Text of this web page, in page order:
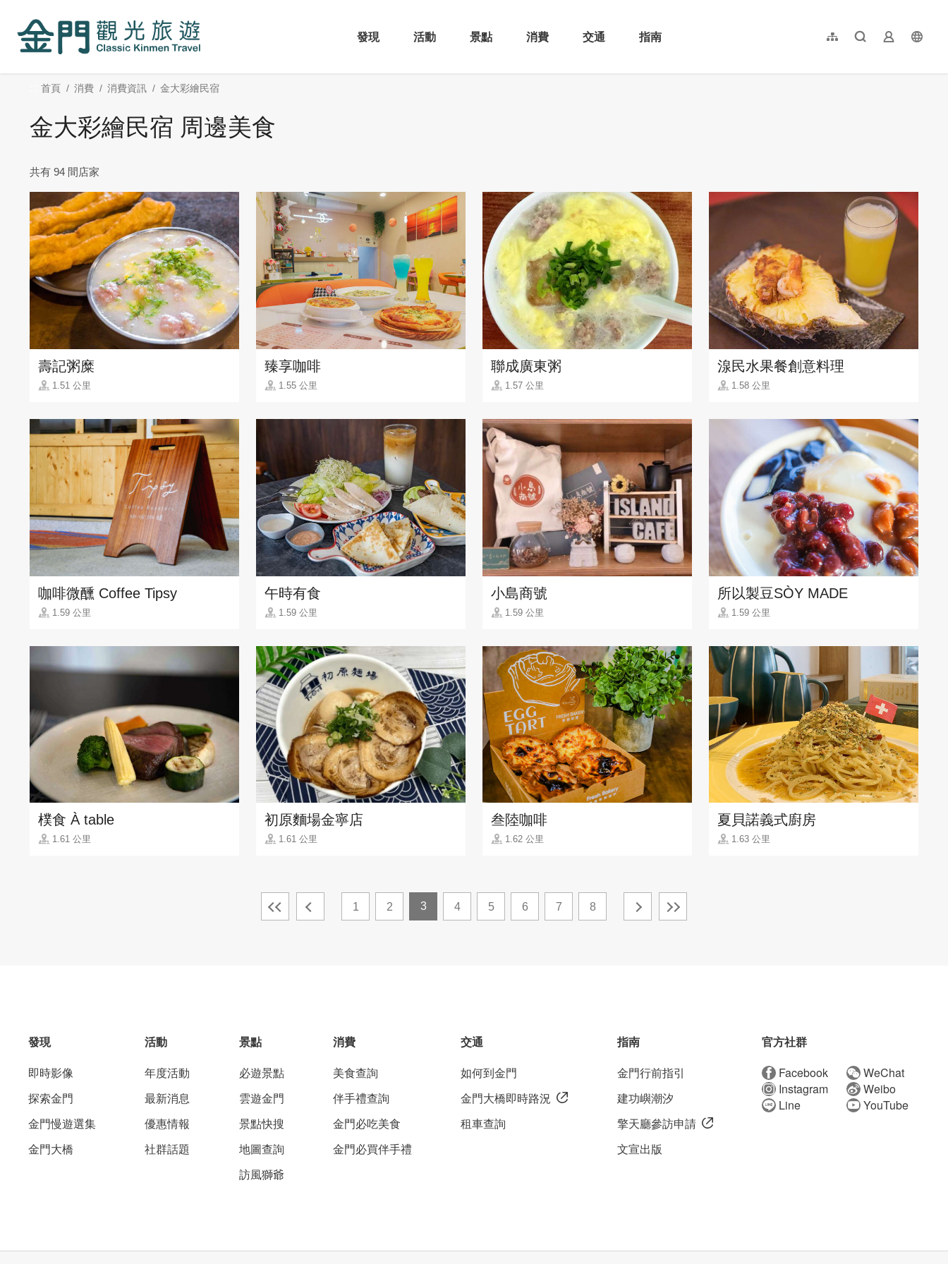
內
發現
活動 景點 消費 交通 指南 網站導覽全文檢索業者登入
简体中文
首頁 消費 消費資訊 金大彩繪民宿
金大彩繪民宿 周邊美食
共有 94 間店家
壽記粥糜
1.51 公里
臻享咖啡
1.55 公里
聯成廣東粥
1.57 公里
湶民水果餐創意料理
1.58 公里
咖啡微醺 Coffee Tipsy
1.59 公里
午時有食
1.59 公里
小島商號
1.59 公里
所以製豆SÒY MADE
1.59 公里
樸食 À table
1.61 公里
初原麵場金寧店
1.61 公里
叁陸咖啡
1.62 公里
夏貝諾義式廚房
1.63 公里
1 2 3 4 5 6 7 8
發現
即時影像
探索金門
金門慢遊選集
金門大橋
活動
年度活動
最新消息
優惠情報
社群話題
景點
必遊景點
雲遊金門
景點快搜
地圖查詢
訪風獅爺
消費
美食查詢
伴手禮查詢
金門必吃美食
金門必買伴手禮
交通
如何到金門
金門大橋即時路況
租車查詢
指南
金門行前指引
建功嶼潮汐
擎天廳參訪申請
文宣出版
官方社群
Facebook
WeChat
Instagram
Weibo
Line
YouTube